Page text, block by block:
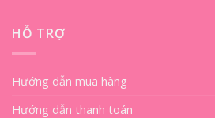
HỖ TRỢ
Hướng dẫn mua hàng
Hướng dẫn thanh toán